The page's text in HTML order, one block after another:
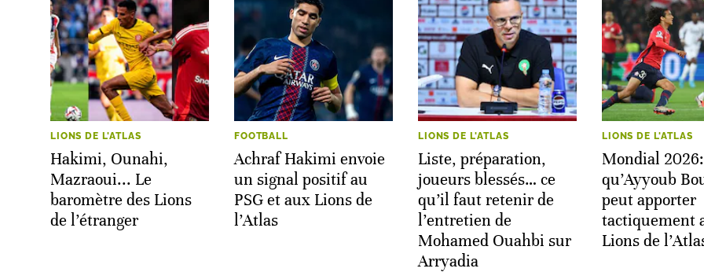
LIONS DE L'ATLAS
Hakimi, Ounahi,
Mazraoui... Le
baromètre des Lions
de l’étranger
FOOTBALL
Achraf Hakimi envoie
un signal positif au
PSG et aux Lions de
l’Atlas
LIONS DE L'ATLAS
Liste, préparation,
joueurs blessés… ce
qu’il faut retenir de
l’entretien de
Mohamed Ouahbi sur
Arryadia
LIONS DE L'ATLAS
Mondial
qu’Ayyoub
peut apporter
tactiquement
Lions de